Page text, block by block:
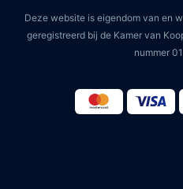
Deze website is eigendom van en
geregistreerd bij de Kamer van
nummer